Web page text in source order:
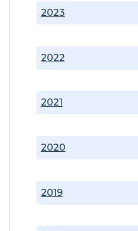
2019
2020
2021
2022
2023